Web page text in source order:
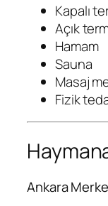
Kapalı
Açık
Hamam
Sauna
Masaj
Fizik
Ankara